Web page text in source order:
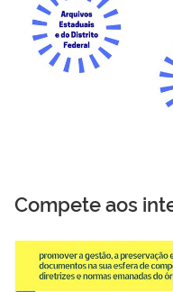
Compete aos